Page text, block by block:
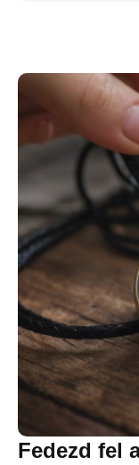
Fedezd fel